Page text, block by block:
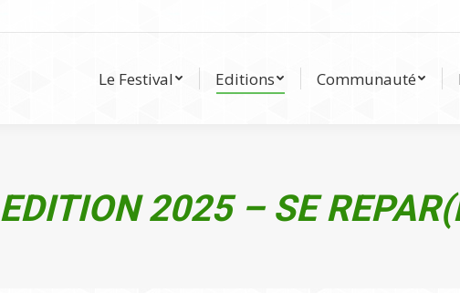
Le Festival Editions Communauté
EDITION 2025 – SE
Le Festival Editions Communauté